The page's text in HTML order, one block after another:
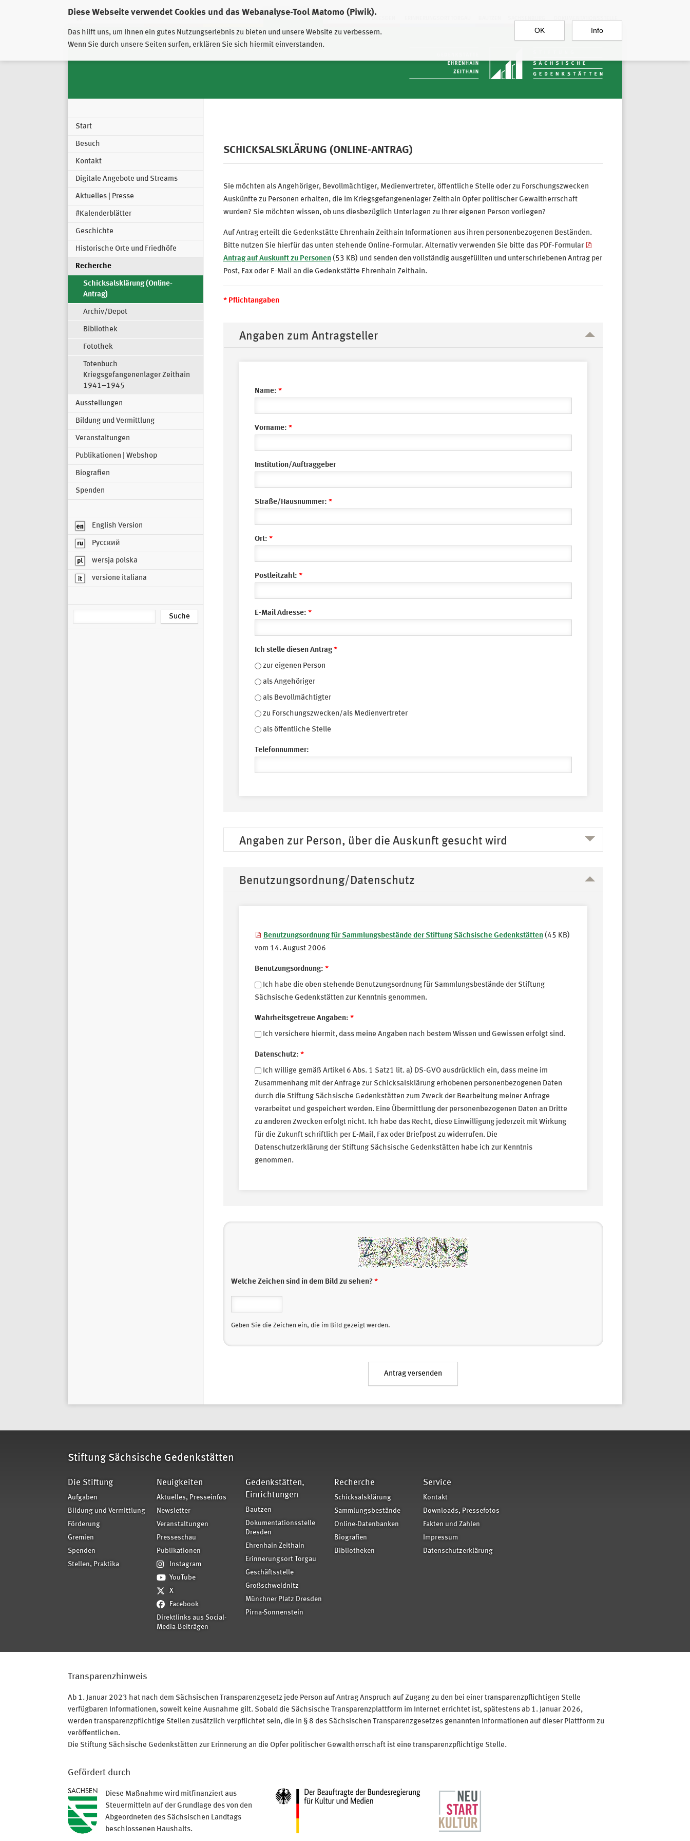
Diese Webseite verwendet Cookies und das Webanalyse-Tool Matomo (Piwik).
Das hilft uns, um Ihnen ein gutes Nutzungserlebnis zu bieten und unsere Website zu verbessern.
Wenn Sie durch unsere Seiten surfen, erklären Sie sich hiermit einverstanden.
OK Info
EHRENHAIN ZEITHAIN MÜNCHNER PLATZ DRESDEN
Start
Besuch
Kontakt
Digitale Angebote und Streams
Aktuelles | Presse
#Kalenderblätter
Geschichte
Historische Orte und Friedhöfe
Recherche
Schicksalsklärung (Online-
Antrag)
Archiv/Depot
Bibliothek
Fotothek
Totenbuch
Kriegsgefangenenlager Zeithain
1941–1945
Ausstellungen
Bildung und Vermittlung
Veranstaltungen
Publikationen | Webshop
Biografien
Spenden
English Version
Русский
wersja polska
versione italiana
SCHICKSALSKLÄRUNG (ONLINE-ANTRAG)
Sie möchten als Angehöriger, Bevollmächtiger, Medienvertreter, öffentliche Stelle oder zu Forschungszwecken
Auskünfte zu Personen erhalten, die im Kriegsgefangenenlager Zeithain Opfer politischer Gewaltherrschaft
wurden? Sie möchten wissen, ob uns diesbezüglich Unterlagen zu Ihrer eigenen Person vorliegen?
Auf Antrag erteilt die Gedenkstätte Ehrenhain Zeithain Informationen aus ihren personenbezogenen Beständen.
Bitte nutzen Sie hierfür das unten stehende Online-Formular. Alternativ verwenden Sie bitte das PDF-Formular
Antrag auf Auskunft zu Personen(53 KB) und senden den vollständig ausgefüllten und unterschriebenen Antrag per
Post, Fax oder E-Mail an die Gedenkstätte Ehrenhain Zeithain.
* Pflichtangaben
Ausblenden
Angaben zum Antragsteller
Name: *
Vorname: *
Institution/Auftraggeber
Straße/Hausnummer: *
Ort: *
Postleitzahl: *
E-Mail Adresse: *
Ich stelle diesen Antrag*
zur eigenen Person
als Angehöriger
als Bevollmächtigter
zu Forschungszwecken/als Medienvertreter
als öffentliche Stelle
Telefonnummer:
Anzeigen
Angaben zur Person, über die Auskunft gesucht wird
Ausblenden
Benutzungsordnung/Datenschutz
Benutzungsordnung für Sammlungsbestände der Stiftung Sächsische Gedenkstätten(45 KB)
vom 14. August 2006
Benutzungsordnung: *
Ich habe die oben stehende Benutzungsordnung für Sammlungsbestände der Stiftung
Sächsische Gedenkstätten zur Kenntnis genommen.
Wahrheitsgetreue Angaben: *
Ich versichere hiermit, dass meine Angaben nach bestem Wissen und Gewissen erfolgt sind.
Datenschutz: *
Ich willige gemäß Artikel 6 Abs. 1 Satz1 lit. a) DS-GVO ausdrücklich ein, dass meine im
Zusammenhang mit der Anfrage zur Schicksalsklärung erhobenen personenbezogenen Daten
durch die Stiftung Sächsische Gedenkstätten zum Zweck der Bearbeitung meiner Anfrage
verarbeitet und gespeichert werden. Eine Übermittlung der personenbezogenen Daten an Dritte
zu anderen Zwecken erfolgt nicht. Ich habe das Recht, diese Einwilligung jederzeit mit Wirkung
für die Zukunft schriftlich per E-Mail, Fax oder Briefpost zu widerrufen. Die
Datenschutzerklärung der Stiftung Sächsische Gedenkstätten habe ich zur Kenntnis
genommen.
Welche Zeichen sind in dem Bild zu sehen? *
Geben Sie die Zeichen ein, die im Bild gezeigt werden.
Stiftung Sächsische Gedenkstätten
Die Stiftung
Aufgaben
Bildung und Vermittlung
Förderung
Gremien
Spenden
Stellen, Praktika
Neuigkeiten
Aktuelles, Presseinfos
Newsletter
Veranstaltungen
Presseschau
Publikationen
Instagram
YouTube
X
Facebook
Direktlinks aus Social-
Media-Beiträgen
Gedenkstätten,
Einrichtungen
Bautzen
Dokumentationsstelle
Dresden
Ehrenhain Zeithain
Erinnerungsort Torgau
Geschäftsstelle
Großschweidnitz
Münchner Platz Dresden
Pirna-Sonnenstein
Recherche
Schicksalsklärung
Sammlungsbestände
Online-Datenbanken
Biografien
Bibliotheken
Service
Kontakt
Downloads, Pressefotos
Fakten und Zahlen
Impressum
Datenschutzerklärung
Transparenzhinweis
Ab 1. Januar 2023 hat nach dem Sächsischen Transparenzgesetz jede Person auf Antrag Anspruch auf Zugang zu den bei einer transparenzpflichtigen Stelle
verfügbaren Informationen, soweit keine Ausnahme gilt. Sobald die Sächsische Transparenzplattform im Internet errichtet ist, spätestens ab 1. Januar 2026,
werden transparenzpflichtige Stellen zusätzlich verpflichtet sein, die in § 8 des Sächsischen Transparenzgesetzes genannten Informationen auf dieser Plattform zu
veröffentlichen.
Die Stiftung Sächsische Gedenkstätten zur Erinnerung an die Opfer politischer Gewaltherrschaft ist eine transparenzpflichtige Stelle.
Gefördert durch
Diese Maßnahme wird mitfinanziert aus
Steuermitteln auf der Grundlage des von den
Abgeordneten des Sächsischen Landtags
beschlossenen Haushalts.